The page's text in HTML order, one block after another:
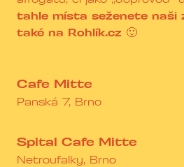
tahle místa seženete naši
také na Rohlík.cz 🙂
Cafe Mitte
Panská 7, Brno
Spital Cafe Mitte
Netroufalky, Brno